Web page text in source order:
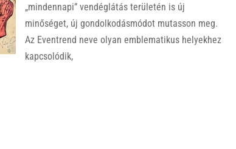
„mindennapi” vendéglátás területén is új
minőséget, új gondolkodásmódot mutasson meg.
Az Eventrend neve olyan emblematikus helyekhez
kapcsolódik,